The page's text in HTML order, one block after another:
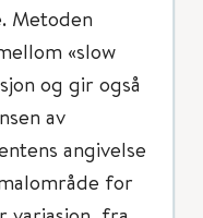
Metoden
«slow
og gir også
av
angivelse
for